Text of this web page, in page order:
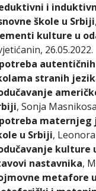
i
škole u Srbiji
kulture u
26.05.2022.
stranih
, Sonja
maternjeg
u Srbiji,
kulture
nastavnika,
metafore